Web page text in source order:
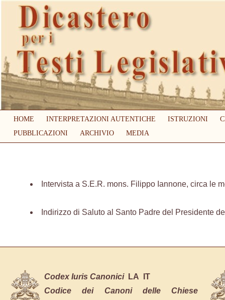
HOME INTERPRETAZIONI AUTENTICHE ISTRUZIONI
PUBBLICAZIONI
ARCHIVIO MEDIA
Intervista a S.E.R. mons. Filippo Iannone, circa le
Indirizzo di Saluto al Santo Padre del Presidente
Codex Iuris CanoniciLA
IT
Codice dei Canoni delle Chiese